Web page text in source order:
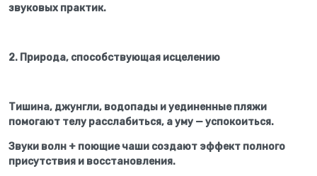
звуковых практик.
2. Природа, способствующая исцелению
Тишина, джунгли, водопады и уединенные пляжи
помогают телу расслабиться, а уму — успокоиться.
Звуки волн + поющие чаши создают эффект полного
присутствия и восстановления.